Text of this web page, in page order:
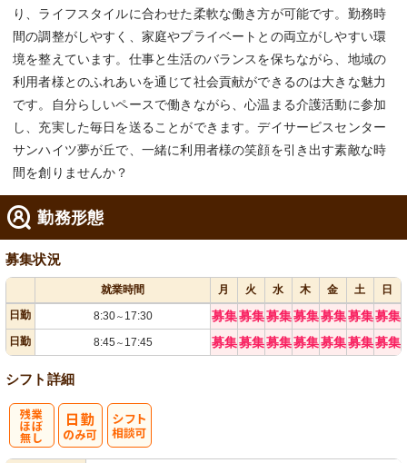
り、ライフスタイルに合わせた柔軟な働き方が可能です。勤務時
間の調整がしやすく、家庭やプライベートとの両立がしやすい環
境を整えています。仕事と生活のバランスを保ちながら、地域の
利用者様とのふれあいを通じて社会貢献ができるのは大きな魅力
です。自分らしいペースで働きながら、心温まる介護活動に参加
し、充実した毎日を送ることができます。デイサービスセンター
サンハイツ夢が丘で、一緒に利用者様の笑顔を引き出す素敵な時
間を創りませんか？
勤務形態
募集状況
就業時間 月 火 水 木 金 土
日
日勤
8:30～ 17:30 募集募集募集募集募集募集募集
日勤 8:45 ～ 17:45 募集募集募集募集募集募集募集
シフト詳細